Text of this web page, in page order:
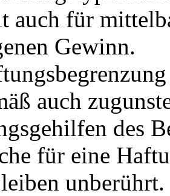
auch für
Gewinn.
auch
des
für eine
unberührt.